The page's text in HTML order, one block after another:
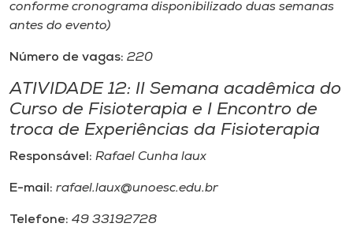
conforme cronograma disponibilizado duas semanas
antes do evento)
Número de vagas: 220
ATIVIDADE 12: II Semana acadêmica do
Curso de Fisioterapia e I Encontro de
troca de Experiências da Fisioterapia
Responsável: Rafael Cunha laux
E-mail: rafael.laux@unoesc.edu.br
Telefone: 49 33192728